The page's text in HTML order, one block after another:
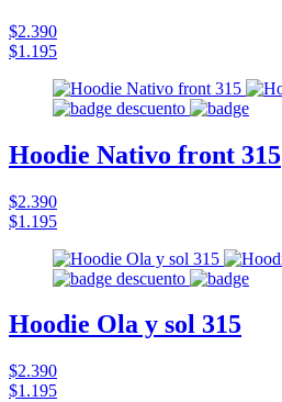
$2.390
$1.195
Hoodie Nativo front 315
$2.390
$1.195
Hoodie Ola y sol 315
$2.390
$1.195